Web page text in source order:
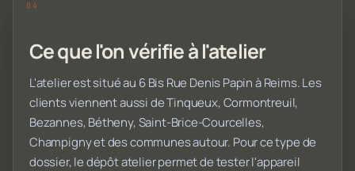
Ce que l'on vérifie à l'atelier
L'atelier est situé au 6 Bis Rue Denis Papin à Reims. Les
clients viennent aussi de Tinqueux, Cormontreuil,
Bezannes, Bétheny, Saint-Brice-Courcelles,
Champigny et des communes autour. Pour ce type de
dossier, le dépôt atelier permet de tester l'appareil